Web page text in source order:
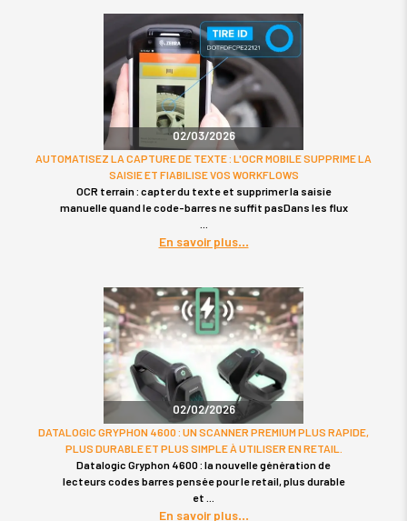
02/03/2026
AUTOMATISEZ LA CAPTURE DE TEXTE : L'OCR MOBILE SUPPRIME LA
SAISIE ET FIABILISE VOS WORKFLOWS
OCR terrain : capter du texte et supprimer la saisie
manuelle quand le code-barres ne suffit pasDans les flux
En savoir plus
02/02/2026
DATALOGIC GRYPHON 4600 : UN SCANNER PREMIUM PLUS RAPIDE,
PLUS DURABLE ET PLUS SIMPLE À UTILISER EN RETAIL.
Datalogic Gryphon 4600 : la nouvelle génération de
lecteurs codes barres pensée pour le retail, plus durable
et
En savoir plus